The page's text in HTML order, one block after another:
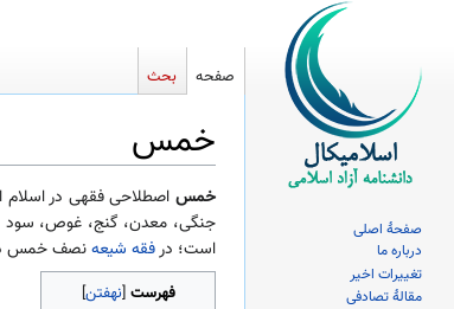
خمس
پرش
به
ناوبری
پرش
به
جستجو
خمساصطلاحی فقهی در
جنگی، معدن، گنج، غوص، سود
است؛ درفقه شیعهنصف خمس در
فهرست
صفحه بحث
صفحهٔ اصلی
درباره ما
تغییرات اخیر
مقالهٔ تصادفی